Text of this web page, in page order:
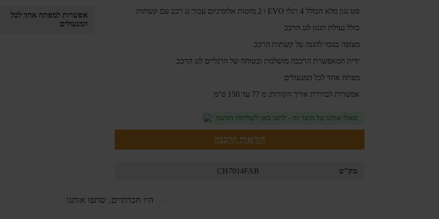
סט גגון מלא הכולל 4 רגלי EVO ו 2 מוטות אלומיניום עבור גג רכב עם קשתות
כולל נעילת הגגון לגג הרכב
מצופה בגומי להגנה על קשתות הרכב
ידית המאפשרת הרכבה מושלמת ובטוחה של הרגליים לגג הרכב
מפתח אחד לכל המנעולים
אפשרות לבחירת אורך הקורות: מ 77 עד 150 ס"מ
שאלו אותנו על מוצר זה - לחצו כאן לשליחת הודעה
הוראות הרכבה
מק"ט CH7014FAB
אפשרות למפתח אחד לכל
המנעולים
היו חברתיים, שתפו אותנו